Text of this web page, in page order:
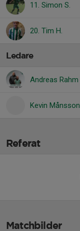
11. Simon S.
20. Tim H.
Ledare
Andreas Rahm
Kevin Månsson
Referat
Matchbilder